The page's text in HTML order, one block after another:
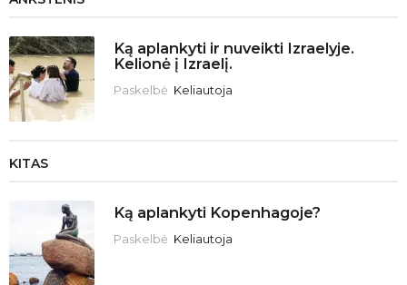
Ką aplankyti ir nuveikti Izraelyje.
Kelionė į Izraelį.
Paskelbė Keliautoja
KITAS
Ką aplankyti Kopenhagoje?
Paskelbė Keliautoja